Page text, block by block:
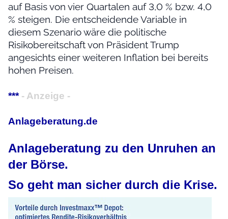
auf Basis von vier Quartalen auf 3,0 % bzw. 4,0
% steigen. Die entscheidende Variable in
diesem Szenario wäre die politische
Risikobereitschaft von Präsident Trump
angesichts einer weiteren Inflation bei bereits
hohen Preisen.
*** - Anzeige -
Anlageberatung.de
Anlageberatung zu den Unruhen an
der Börse.
So geht man sicher durch die Krise.